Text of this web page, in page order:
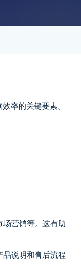
率的关键要素。
营销等。这有助
说明和售后流程